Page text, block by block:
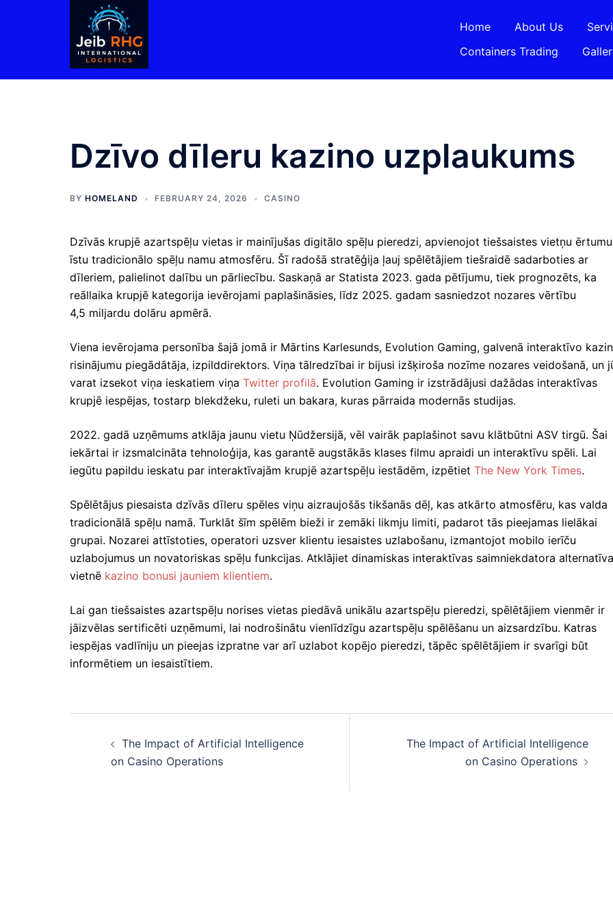
Home About Us
Containers Trading
Dzīvo dīleru kazino uzplaukums
BY HOMELAND FEBRUARY 24, 2026 CASINO
Dzīvās krupjē azartspēļu vietas ir mainījušas digitālo spēļu pieredzi, apvienojot tiešsaistes vietņu
īstu tradicionālo spēļu namu atmosfēru. Šī radošā stratēģija ļauj spēlētājiem tiešraidē sadarboties ar
dīleriem, palielinot dalību un pārliecību. Saskaņā ar Statista 2023. gada pētījumu, tiek prognozēts, ka
reāllaika krupjē kategorija ievērojami paplašināsies, līdz 2025. gadam sasniedzot nozares vērtību
4,5 miljardu dolāru apmērā.
Viena ievērojama personība šajā jomā ir Mārtins Karlesunds, Evolution Gaming, galvenā interaktīvo
risinājumu piegādātāja, izpilddirektors. Viņa tālredzībai ir bijusi izšķiroša nozīme nozares veidošanā, un
varat izsekot viņa ieskatiem viņa Twitter profilā. Evolution Gaming ir izstrādājusi dažādas interaktīvas
krupjē iespējas, tostarp blekdžeku, ruleti un bakara, kuras pārraida modernās studijas.
2022. gadā uzņēmums atklāja jaunu vietu Ņūdžersijā, vēl vairāk paplašinot savu klātbūtni ASV tirgū. Šai
iekārtai ir izsmalcināta tehnoloģija, kas garantē augstākās klases filmu apraidi un interaktīvu spēli. Lai
iegūtu papildu ieskatu par interaktīvajām krupjē azartspēļu iestādēm, izpētiet The New York Times.
Spēlētājus piesaista dzīvās dīleru spēles viņu aizraujošās tikšanās dēļ, kas atkārto atmosfēru, kas valda
tradicionālā spēļu namā. Turklāt šīm spēlēm bieži ir zemāki likmju limiti, padarot tās pieejamas lielākai
grupai. Nozarei attīstoties, operatori uzsver klientu iesaistes uzlabošanu, izmantojot mobilo ierīču
uzlabojumus un novatoriskas spēļu funkcijas. Atklājiet dinamiskas interaktīvas saimniekdatora
vietnē kazino bonusi jauniem klientiem.
Lai gan tiešsaistes azartspēļu norises vietas piedāvā unikālu azartspēļu pieredzi, spēlētājiem vienmēr ir
jāizvēlas sertificēti uzņēmumi, lai nodrošinātu vienlīdzīgu azartspēļu spēlēšanu un aizsardzību. Katras
iespējas vadlīniju un pieejas izpratne var arī uzlabot kopējo pieredzi, tāpēc spēlētājiem ir svarīgi būt
informētiem un iesaistītiem.
navigation
The Impact of Artificial Intelligence
on Casino Operations
The Impact of Artificial Intelligence
on Casino Operations